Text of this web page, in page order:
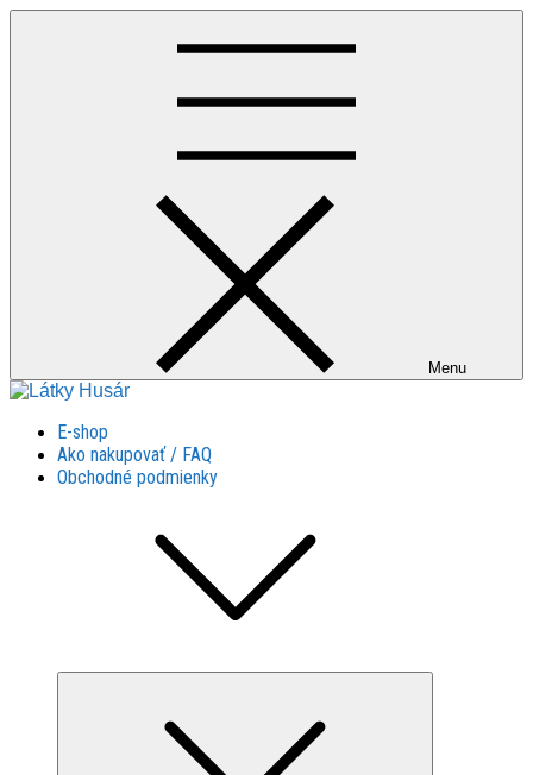
Skip
Menu
Látky Husár
Látky Husár
E-shop
Ako nakupovať / FAQ
Obchodné podmienky